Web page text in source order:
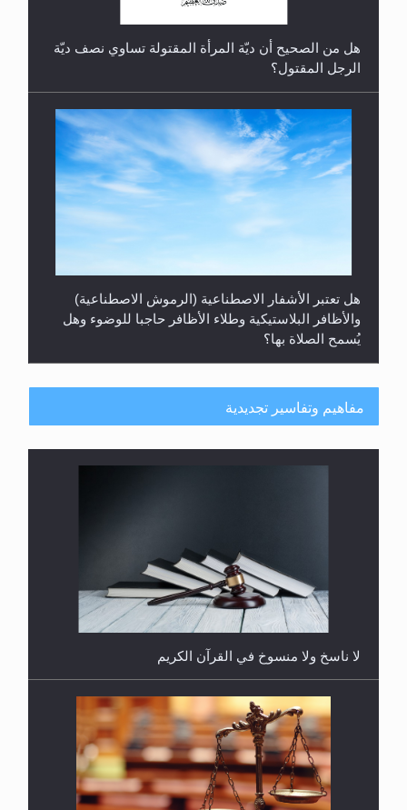
هل من الصحيح أن ديّة المرأة المقتولة تساوي نصف ديّة
الرجل المقتول؟
هل تعتبر الأشفار الاصطناعية (الرموش الاصطناعية)
والأظافر البلاستيكية وطلاء الأظافر حاجبا للوضوء وهل
يُسمح الصلاة بها؟
هل يُحسب حول الزكاة وفق السنة الميلادية أو الهجرية؟
هل يجوز فتح مشروع كوافير نسائي للمحجبات وغير
مفاهيم وتفاسير تجديدية
لا ناسخ ولا منسوخ في القرآن الكريم